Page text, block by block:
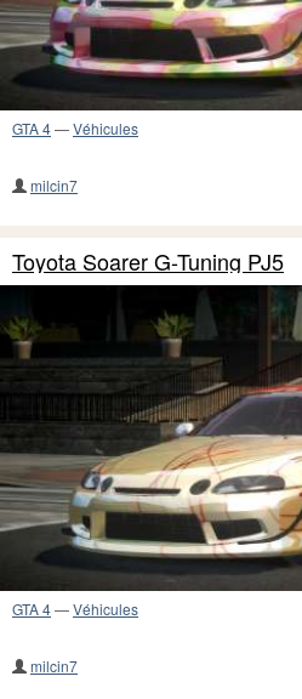
GTA 4—Véhicules
milcin7
Toyota Soarer G-Tuning PJ5
GTA 4—Véhicules
milcin7